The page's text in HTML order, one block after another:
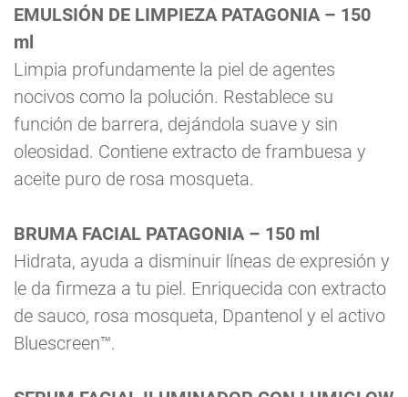
EMULSIÓN DE LIMPIEZA PATAGONIA – 150
ml
Limpia profundamente la piel de agentes
nocivos como la polución. Restablece su
función de barrera, dejándola suave y sin
oleosidad. Contiene extracto de frambuesa y
aceite puro de rosa mosqueta.
BRUMA FACIAL PATAGONIA – 150 ml
Hidrata, ayuda a disminuir líneas de expresión y
le da firmeza a tu piel. Enriquecida con extracto
de sauco, rosa mosqueta, Dpantenol y el activo
Bluescreen™.